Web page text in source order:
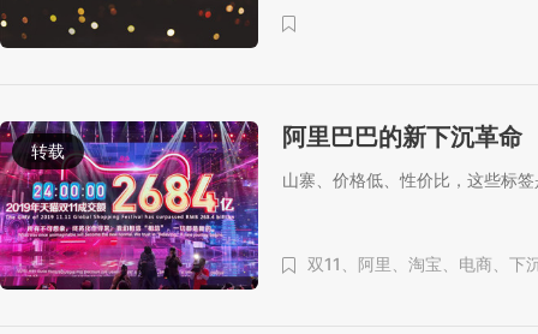
转载 阿里巴巴的新下沉革命
山寨、价格低、性价比，这些标
双11、 阿里、 淘宝、 电商、 下